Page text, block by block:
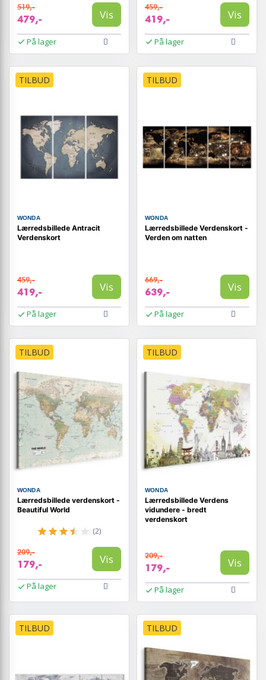
519,-
479,- Vis
På lager
459,-
419,- Vis
På lager
TILBUD
WONDA
Lærredsbillede Antracit
Verdenskort
459,-
419,- Vis
På lager
TILBUD
WONDA
Lærredsbillede Verdenskort -
Verden om natten
669,-
639,- Vis
På lager
TILBUD
WONDA
Lærredsbillede verdenskort -
Beautiful World
(2)
209,-
179,- Vis
På lager
TILBUD
WONDA
Lærredsbillede Verdens
vidundere - bredt
verdenskort
209,-
179,- Vis
På lager
TILBUD TILBUD